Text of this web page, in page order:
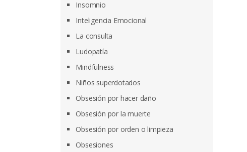
Insomnio
Inteligencia Emocional
La consulta
Ludopatía
Mindfulness
Niños superdotados
Obsesión por hacer daño
Obsesión por la muerte
Obsesión por orden o limpieza
Obsesiones